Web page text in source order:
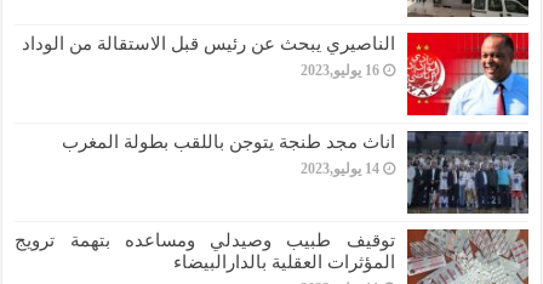
الناصيري يبحث عن رئيس قبل الاستقالة من الوداد
16 يوليو,2023
اناث مجد طنجة يتوجن باللقب بطولة المغرب
14 يوليو,2023
توقيف طبيب وصيدلي ومساعده بتهمة ترويج
المؤثرات العقلية بالدارالبيضاء